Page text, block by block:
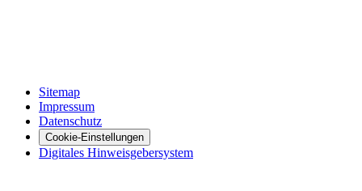
Sitemap
Impressum
Datenschutz
Cookie-Einstellungen
Digitales Hinweisgebersystem